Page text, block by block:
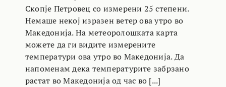
Скопје Петровец со измерени 25 степени.
Немаше некој изразен ветер ова утро во
Македонија. На метеоролошката карта
можете да ги видите измерените
температури ова утро во Македонија. Да
напоменам дека температурите забрзано
растат во Македонија од час во [...]